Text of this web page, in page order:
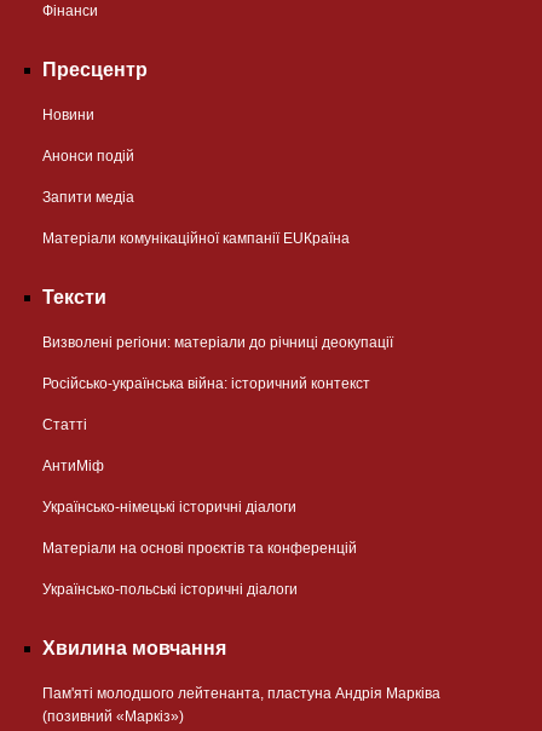
Фінанси
Пресцентр
Новини
Анонси подій
Запити медіа
Матеріали комунікаційної кампанії EUКраїна
Тексти
Визволені регіони: матеріали до річниці деокупації
Російсько-українська війна: історичний контекст
Статті
АнтиМіф
Українсько-німецькі історичні діалоги
Матеріали на основі проєктів та конференцій
Українсько-польські історичні діалоги
Хвилина мовчання
Пам'яті молодшого лейтенанта, пластуна Андрія Марківа
(позивний «Маркіз»)